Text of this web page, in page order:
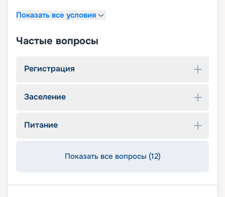
Показать все условия
Частые вопросы
Регистрация
Заселение
Питание
Показать все вопросы (12)